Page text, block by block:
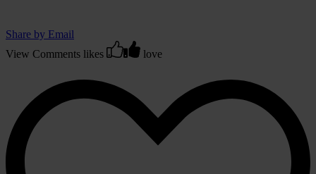
Share by Email
View Comments
love